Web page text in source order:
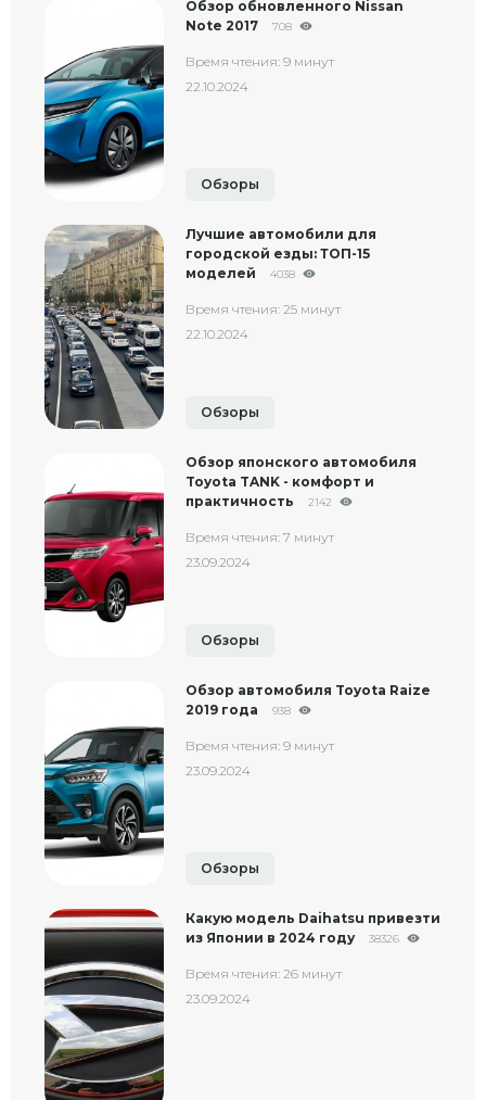
Обзор обновленного Nissan
Note 2017
708
Время чтения: 9 минут
22.10.2024
Обзоры
Лучшие автомобили для
городской езды: ТОП-15
моделей
4038
Время чтения: 25 минут
22.10.2024
Обзоры
Обзор японского автомобиля
Toyota TANK - комфорт и
практичность
2142
Время чтения: 7 минут
23.09.2024
Обзоры
Обзор автомобиля Toyota Raize
2019 года
938
Время чтения: 9 минут
23.09.2024
Обзоры
Какую модель Daihatsu привезти
из Японии в 2024 году
38326
Время чтения: 26 минут
23.09.2024